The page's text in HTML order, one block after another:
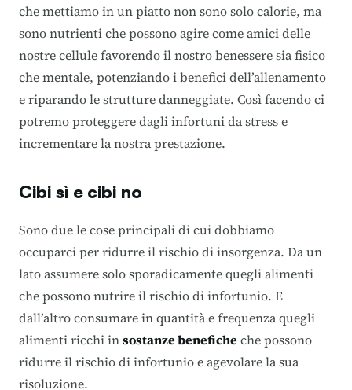
che mettiamo in un piatto non sono solo calorie, ma
sono nutrienti che possono agire come amici delle
nostre cellule favorendo il nostro benessere sia fisico
che mentale, potenziando i benefici dell’allenamento
e riparando le strutture danneggiate. Così facendo ci
potremo proteggere dagli infortuni da stress e
incrementare la nostra prestazione.
Cibi sì e cibi no
Sono due le cose principali di cui dobbiamo
occuparci per ridurre il rischio di insorgenza. Da un
lato assumere solo sporadicamente quegli alimenti
che possono nutrire il rischio di infortunio. E
dall’altro consumare in quantità e frequenza quegli
alimenti ricchi insostanze beneficheche possono
ridurre il rischio di infortunio e agevolare la sua
risoluzione.